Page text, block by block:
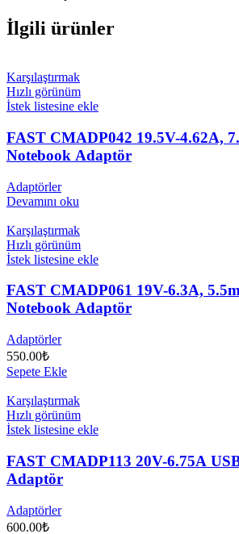
İlgili ürünler
Karşılaştırmak
Hızlı görünüm
İstek listesine ekle
FAST CMADP042 19.5V-4.62A,
Notebook Adaptör
Adaptörler
Devamını oku
Karşılaştırmak
Hızlı görünüm
İstek listesine ekle
FAST CMADP061 19V-6.3A,
Notebook Adaptör
Adaptörler
550.00₺
Sepete Ekle
Karşılaştırmak
Hızlı görünüm
İstek listesine ekle
FAST CMADP113 20V-6.75A
Adaptör
Adaptörler
600.00₺